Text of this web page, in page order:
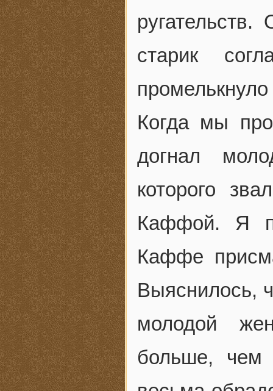
старик
Когда мы
догнал
которого
Каффой. Я
Каффе
Выяснилось,
молодой
больше, чем